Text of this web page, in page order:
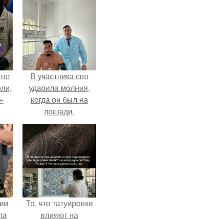
В участника сво
ударила молния,
когда он был на
лошади.
То, что татуировки
влияют на